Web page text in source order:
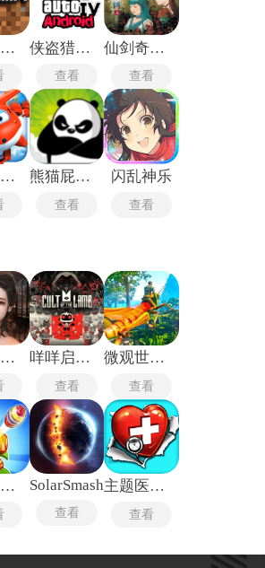
手游，玩家可以体验不同神话体系中的
技能阵容。而饥困荒野则是一款沙盒冒
界中收集物资，面对各种危险，游戏强
我的世界1.21基岩版 侠盗猎车手4自由城之章
查看
仙剑奇侠传3
查看
超级飞侠环球大冒险 熊猫屁王中文版
查看
闪乱神乐
查看
推到我总裁 咩咩启示录安卓版
查看
微观世界生存
查看
梦幻植物城 SolarSmash
查看
主题医院单机版
查看